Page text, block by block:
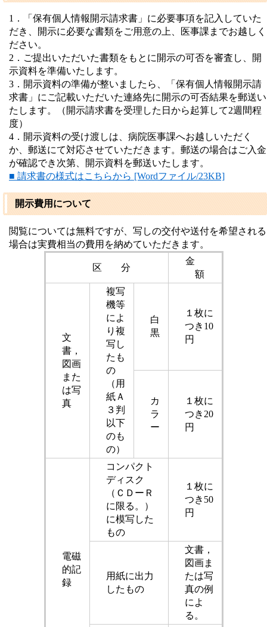
1．「保有個人情報開示請求書」に必要事項を記入していた
だき、開示に必要な書類をご用意の上、医事課までお越しく
ださい。
2．ご提出いただいた書類をもとに開示の可否を審査し、開
示資料を準備いたします。
3．開示資料の準備が整いましたら、「保有個人情報開示請
求書」にご記載いただいた連絡先に開示の可否結果を郵送い
たします。（開示請求書を受理した日から起算して2週間程
度）
4．開示資料の受け渡しは、病院医事課へお越しいただく
か、郵送にて対応させていただきます。郵送の場合はご入金
が確認でき次第、開示資料を郵送いたします。
■ 請求書の様式はこちらから [Wordファイル/23KB]
開示費用について
閲覧については無料ですが、写しの交付や送付を希望される
場合は実費相当の費用を納めていただきます。
区 分
金
額
文
書，
図画
また
は写
真
複写
機等
によ
り複
写し
たも
の
（用
紙Ａ
３判
以下
のも
の）
白
黒
１枚に
つき10
円
カ
ラ
ー
１枚に
つき20
円
電磁
的記
録
コンパクト
ディスク
（ＣＤーＲ
に限る。）
に模写した
もの
１枚に
つき50
円
用紙に出力
したもの
文書，
図画ま
たは写
真の例
によ
る。